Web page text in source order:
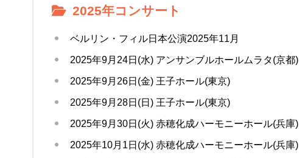
2025年コンサート
ベルリン・フィル日本公演2025年11月
2025年9月24日(水) アンサンブルホールムラタ(京都)
2025年9月26日(金) 王子ホール(東京)
2025年9月28日(日) 王子ホール(東京)
2025年9月30日(火) 赤穂化成ハーモニーホール(兵庫)
2025年10月1日(水) 赤穂化成ハーモニーホール(兵庫)